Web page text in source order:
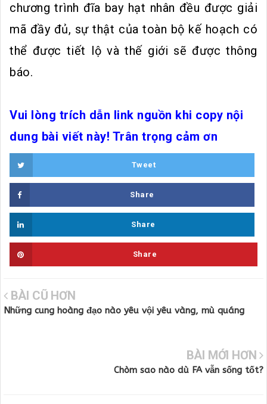
chương trình đĩa bay hạt nhân đều được giải
mã đầy đủ, sự thật của toàn bộ kế hoạch có
thể được tiết lộ và thế giới sẽ được thông
báo.
Vui lòng trích dẫn link nguồn khi copy nội
dung bài viết này! Trân trọng cảm ơn
Tweet
Share
Share
Share
BÀI CŨ HƠN
Những cung hoàng đạo nào yêu vội yêu vàng, mù quáng
BÀI MỚI HƠN
Chòm sao nào dù FA vẫn sống tốt?